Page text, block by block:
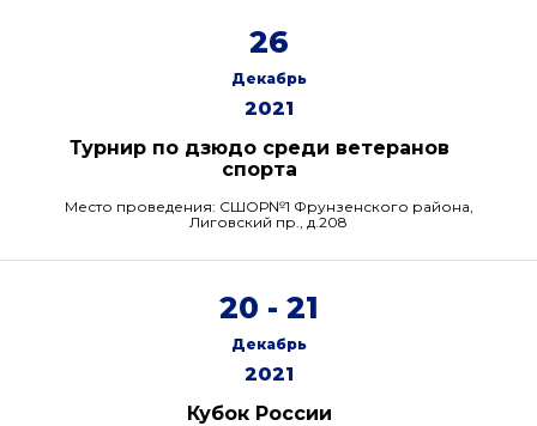
26
Декабрь
2021
Турнир по дзюдо среди ветеранов
спорта
Место проведения: СШОР№1 Фрунзенского района,
Лиговский пр., д.208
20 - 21
Декабрь
2021
Кубок России